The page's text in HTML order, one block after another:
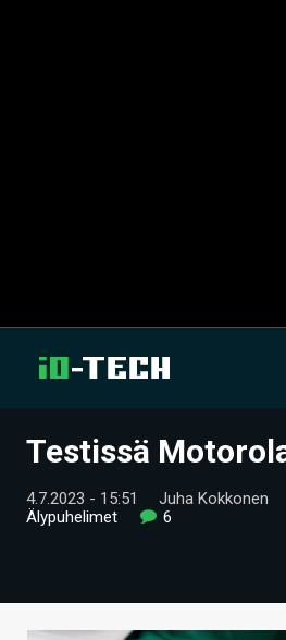
UUTISET
ARTIKKELIT
TECHBBS
Testissä
4.7.2023 - 15:51 Juha Kokkonen
Älypuhelimet
6